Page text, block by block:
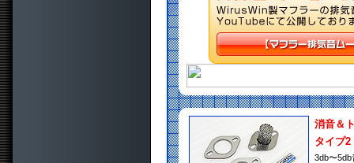
消音＆
タイプ2
3db〜